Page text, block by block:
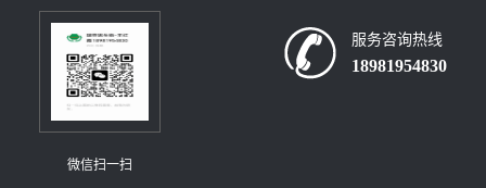
微信扫一扫
服务咨询热线
18981954830